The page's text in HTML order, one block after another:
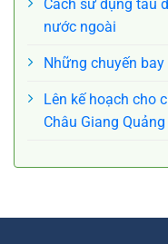
Cách sử dụng tàu
nước ngoài
Những chuyến
Lên kế hoạch cho
Châu Giang Quảng